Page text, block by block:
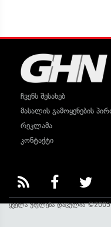
ჩვენს შესახებ
მასალის გამოყენების
რეკლამა
კონტაქტი
ყველა უფლება დაცულია